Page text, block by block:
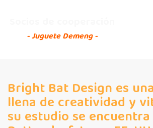
- Juguete Demeng -
Bright Bat Design es
llena de creatividad y
su estudio se